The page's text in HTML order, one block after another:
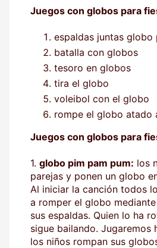
Juegos con globos para
espaldas juntas globo
batalla con globos
tesoro en globos
tira el globo
voleibol con el globo
rompe el globo atado
Juegos con globos para
1. globo pim pam pum: los
parejas y ponen un globo
Al iniciar la canción todos
a romper el globo
sus espaldas. Quien lo ha
sigue bailando. Jugaremos
los niños rompan sus